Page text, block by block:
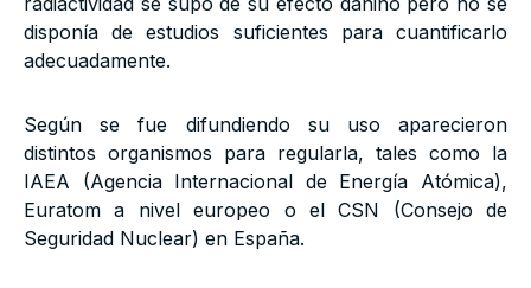
disponía de estudios suficientes para cuantificarlo
adecuadamente.
Según se fue difundiendo su uso aparecieron
distintos organismos para regularla, tales como la
IAEA (Agencia Internacional de Energía Atómica),
Euratom a nivel europeo o el CSN (Consejo de
Seguridad Nuclear) en España.